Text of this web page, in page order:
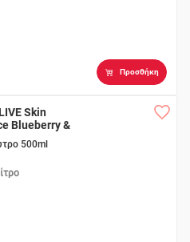
Προσθήκη
Skin
Blueberry &
500ml